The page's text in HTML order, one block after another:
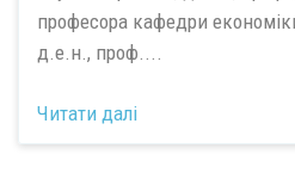
професора кафедри
д.е.н., проф....
Читати далі